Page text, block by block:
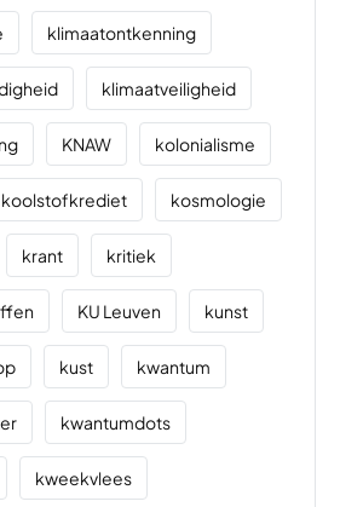
klimaatontkenning
klimaatveiligheid
KNAW kolonialisme
koolstofkrediet kosmologie
krant kritiek
KU Leuven kunst
kust kwantum
kwantumdots
kweekvlees